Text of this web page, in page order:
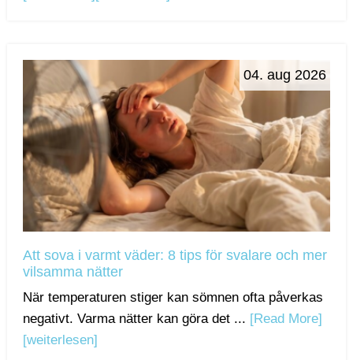
04. aug 2026
Att sova i varmt väder: 8 tips för svalare och mer
vilsamma nätter
När temperaturen stiger kan sömnen ofta påverkas
negativt. Varma nätter kan göra det ... [Read More]
[weiterlesen]